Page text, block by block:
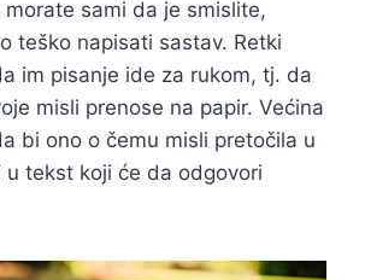
sami da je smislite,
teško napisati sastav. Retki
im pisanje ide za rukom, tj. da
misli prenose na papir. Većina
bi ono o čemu misli pretočila u
u tekst koji će da odgovori